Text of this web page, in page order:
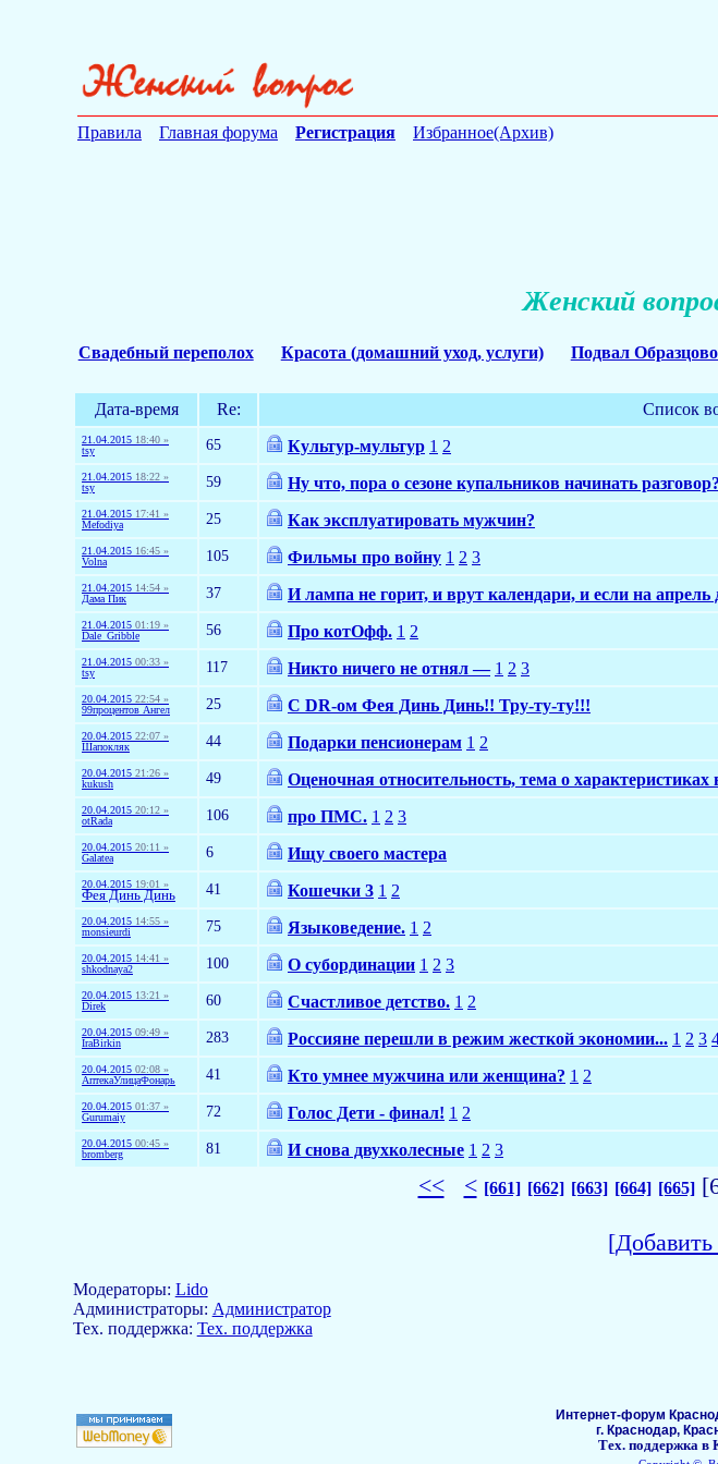
Правила Главная форума Регистрация Избранное(Архив)
Женский
Свадебный переполох Красота (домашний уход, услуги) Подвал
Дата-время Re: Список
21.04.2015 18:40 »
tsy
65 Культур-мультур 1 2
21.04.2015 18:22 »
tsy
59 Ну что, пора о сезоне купальников начинать
21.04.2015 17:41 »
Mefodiya
25 Как эксплуатировать мужчин?
21.04.2015 16:45 »
Volna
105 Фильмы про войну 1 2 3
21.04.2015 14:54 »
Дама Пик
37 И лампа не горит, и врут календари, и если на
21.04.2015 01:19 »
Dale_Gribble
56 Про котОфф. 1 2
21.04.2015 00:33 »
tsy
117 Никто ничего не отнял — 1 2 3
20.04.2015 22:54 »
99процентов Ангел
25 С DR-ом Фея Динь Динь!! Тру-ту-ту!!!
20.04.2015 22:07 »
Шапокляк
44 Подарки пенсионерам 1 2
20.04.2015 21:26 »
kukush
49 Оценочная относительность, тема о
20.04.2015 20:12 »
otRada
106 про ПМС. 1 2 3
20.04.2015 20:11 »
Galatea
6 Ищу своего мастера
20.04.2015 19:01 »
Фея Динь Динь 41 Кошечки 3 1 2
20.04.2015 14:55 »
monsieurdi
75 Языковедение. 1 2
20.04.2015 14:41 »
shkodnaya2
100 О субординации 1 2 3
20.04.2015 13:21 »
Direk
60 Счастливое детство. 1 2
20.04.2015 09:49 »
IraBirkin
283 Россияне перешли в режим жесткой экономии... 1 2 3
20.04.2015 02:08 »
АптекаУлицаФонарь
41 Кто умнее мужчина или женщина? 1 2
20.04.2015 01:37 »
Gurumaiy
72 Голос Дети - финал! 1 2
20.04.2015 00:45 »
bromberg
81 И снова двухколесные 1 2 3
<< < [661] [662] [663] [664] [665]
Модераторы: Lido
Aдминистраторы: Администратор
Тех. поддержка: Тех. поддержка
Интернет-форум
г. Краснодар,
Тех. поддержка в